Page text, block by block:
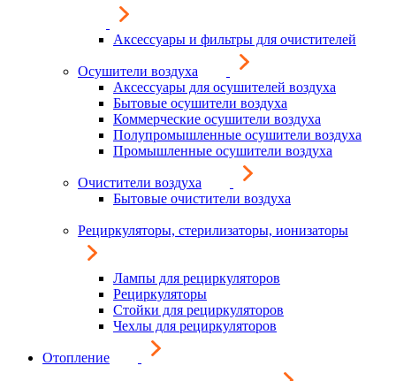
Аксессуары и фильтры для очистителей
Осушители воздуха
Аксессуары для осушителей воздуха
Бытовые осушители воздуха
Коммерческие осушители воздуха
Полупромышленные осушители воздуха
Промышленные осушители воздуха
Очистители воздуха
Бытовые очистители воздуха
Рециркуляторы, стерилизаторы, ионизаторы
Лампы для рециркуляторов
Рециркуляторы
Стойки для рециркуляторов
Чехлы для рециркуляторов
Отопление